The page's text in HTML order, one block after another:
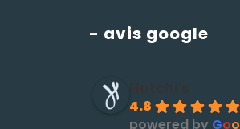
- avis google
4.8
powered by Goo